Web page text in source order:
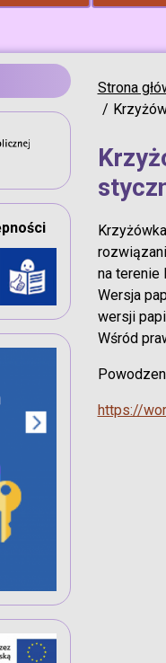
Strona
na terenie
Wersja
wersji
Wśród
https://